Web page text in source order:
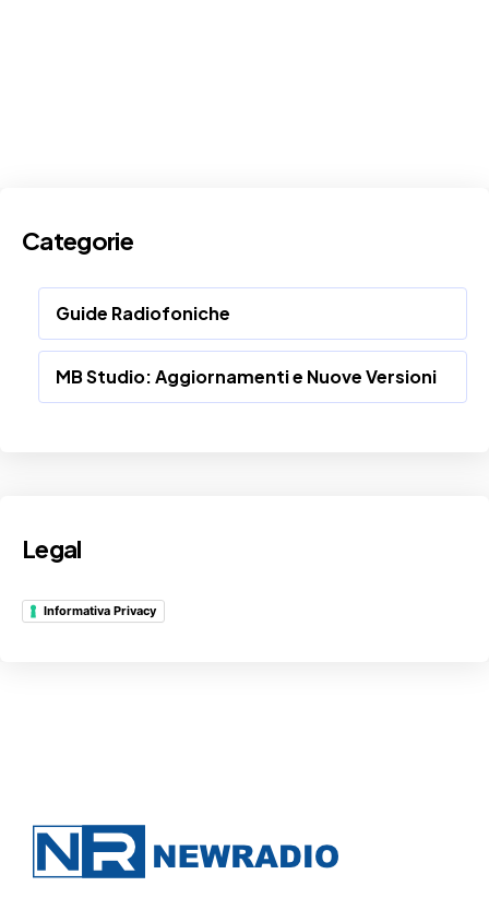
Categorie
Guide Radiofoniche
MB Studio: Aggiornamenti e Nuove Versioni
Legal
Informativa Privacy